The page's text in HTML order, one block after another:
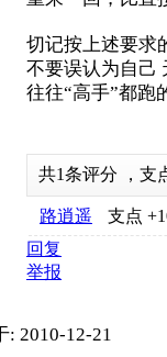
切记按上述要求
不要误认为自己
往往“高手”都跑
共1条评分 ， 支
路逍遥 支点
回复
举报
: 2010-12-21